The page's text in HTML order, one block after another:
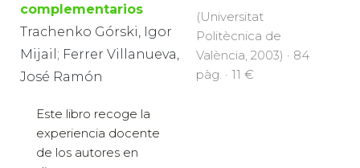
complementarios
Trachenko Górski, Igor
Mijail; Ferrer Villanueva,
José Ramón
Este libro recoge la
experiencia docente
de los autores en
(Universitat
Politècnica de
València, 2003) · 84
pàg. · 11 €